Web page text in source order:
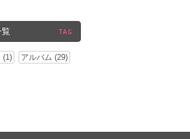
TAG
(1)
アルバム (29)